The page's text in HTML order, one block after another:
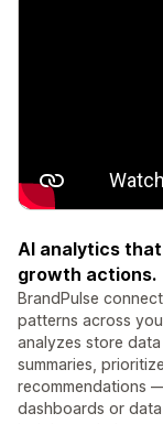
AI analytics
growth actions.
BrandPulse
patterns across
analyzes store
summaries,
recommendations
dashboards or